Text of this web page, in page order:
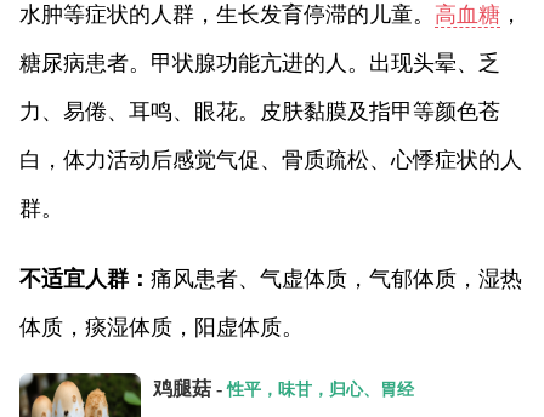
水肿等症状的人群，生长发育停滞的儿童。 高血糖 ，
糖尿病患者。甲状腺功能亢进的人。出现头晕、乏
力、易倦、耳鸣、眼花。皮肤黏膜及指甲等颜色苍
白，体力活动后感觉气促、骨质疏松、心悸症状的人
群。
不适宜人群： 痛风患者、气虚体质，气郁体质，湿热
体质，痰湿体质，阳虚体质。
鸡腿菇 -性平，味甘，归心、胃经